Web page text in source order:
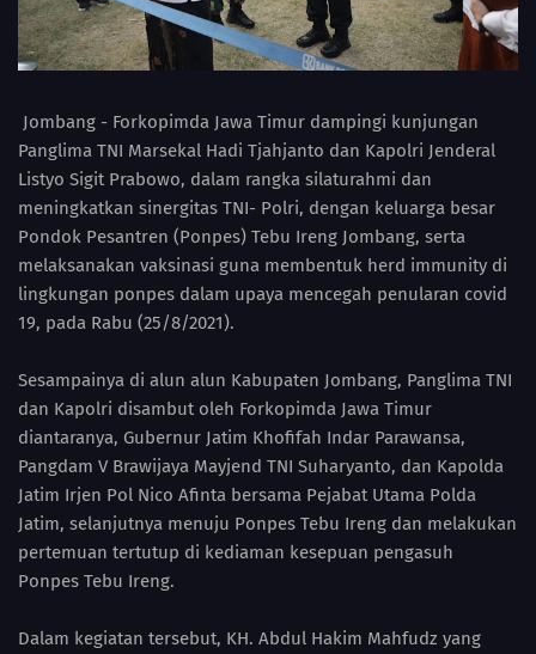
Jombang - Forkopimda Jawa Timur dampingi kunjungan
Panglima TNI Marsekal Hadi Tjahjanto dan Kapolri Jenderal
Listyo Sigit Prabowo, dalam rangka silaturahmi dan
meningkatkan sinergitas TNI- Polri, dengan keluarga besar
Pondok Pesantren (Ponpes) Tebu Ireng Jombang, serta
melaksanakan vaksinasi guna membentuk herd immunity di
lingkungan ponpes dalam upaya mencegah penularan covid
19, pada Rabu (25/8/2021).
Sesampainya di alun alun Kabupaten Jombang, Panglima TNI
dan Kapolri disambut oleh Forkopimda Jawa Timur
diantaranya, Gubernur Jatim Khofifah Indar Parawansa,
Pangdam V Brawijaya Mayjend TNI Suharyanto, dan Kapolda
Jatim Irjen Pol Nico Afinta bersama Pejabat Utama Polda
Jatim, selanjutnya menuju Ponpes Tebu Ireng dan melakukan
pertemuan tertutup di kediaman kesepuan pengasuh
Ponpes Tebu Ireng.
Dalam kegiatan tersebut, KH. Abdul Hakim Mahfudz yang